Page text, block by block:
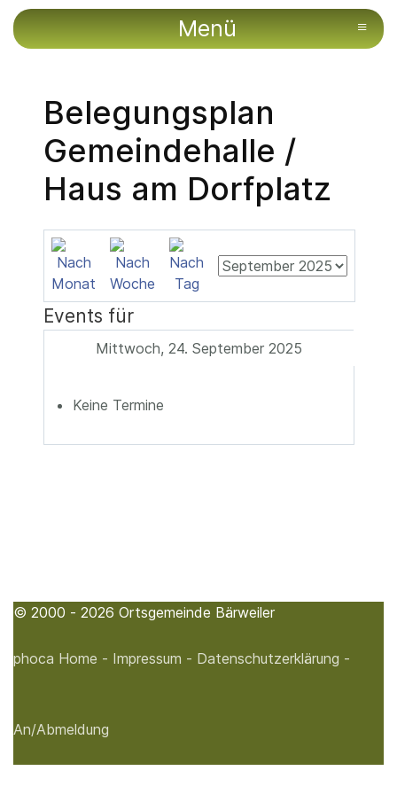
Menü ≡
Belegungsplan
Gemeindehalle /
Haus am Dorfplatz
Events für
Mittwoch, 24. September 2025
Keine Termine
© 2000 - 2026 Ortsgemeinde Bärweiler
phoca Home - Impressum - Datenschutzerklärung -
An/Abmeldung